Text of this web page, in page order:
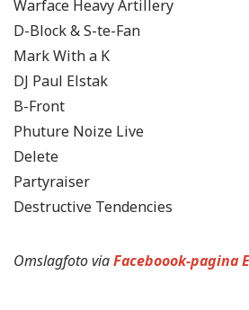
Warface Heavy Artillery
D-Block & S-te-Fan
Mark With a K
DJ Paul Elstak
B-Front
Phuture Noize Live
Delete
Partyraiser
Destructive Tendencies
Omslagfoto viaFaceboook-pagina